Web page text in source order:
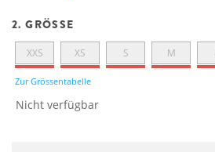
2. GRÖSSE
XXS XS S M
Zur Grössentabelle
Nicht verfügbar